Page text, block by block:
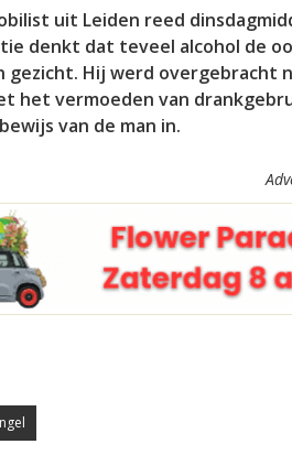
uit Leiden reed
denkt dat teveel alcohol de
gezicht. Hij werd overgebracht
het vermoeden van
van de man in.